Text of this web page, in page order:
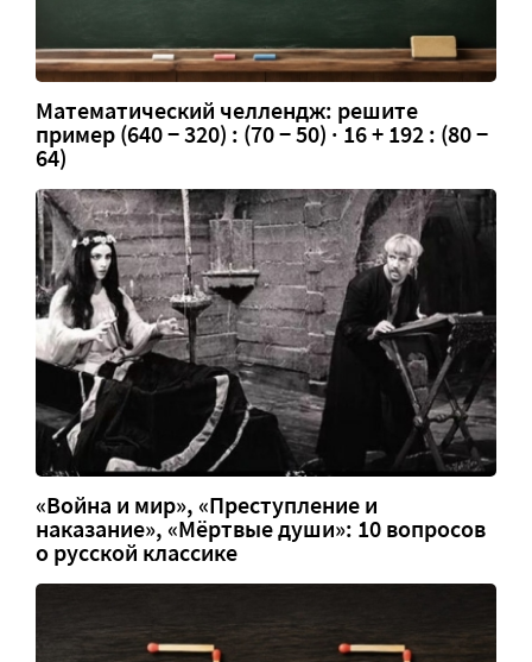
Математический челлендж: решите
пример (640 − 320) : (70 − 50) · 16 + 192 : (80 −
64)
«Война и мир», «Преступление и
наказание», «Мёртвые души»: 10 вопросов
о русской классике